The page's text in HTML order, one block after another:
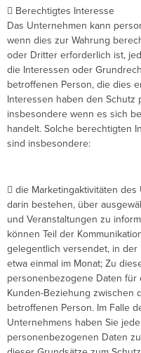
 Berechtigtes Interesse
Das Unternehmen kann
wenn dies zur Wahrung
oder Dritter erforderlich ist,
die Interessen oder
betroffenen Person, die dies
Interessen haben den
insbesondere wenn es sich
handelt. Solche berechtigten
sind insbesondere:
 die Marketingaktivitäten
darin bestehen, über
und Veranstaltungen zu
können Teil der
gelegentlich versendet, in der
etwa einmal im Monat; Zu
personenbezogene Daten für
Kunden-Beziehung zwischen
betroffenen Person. Im Falle
Unternehmens haben Sie
personenbezogenen Daten